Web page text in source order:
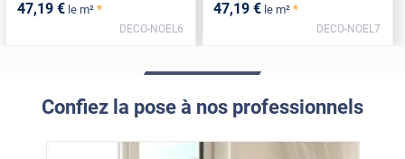
47,19 € le m² *
DECO-NOEL6
47,19 € le m² *
DECO-NOEL7
Confiez la pose à nos professionnels